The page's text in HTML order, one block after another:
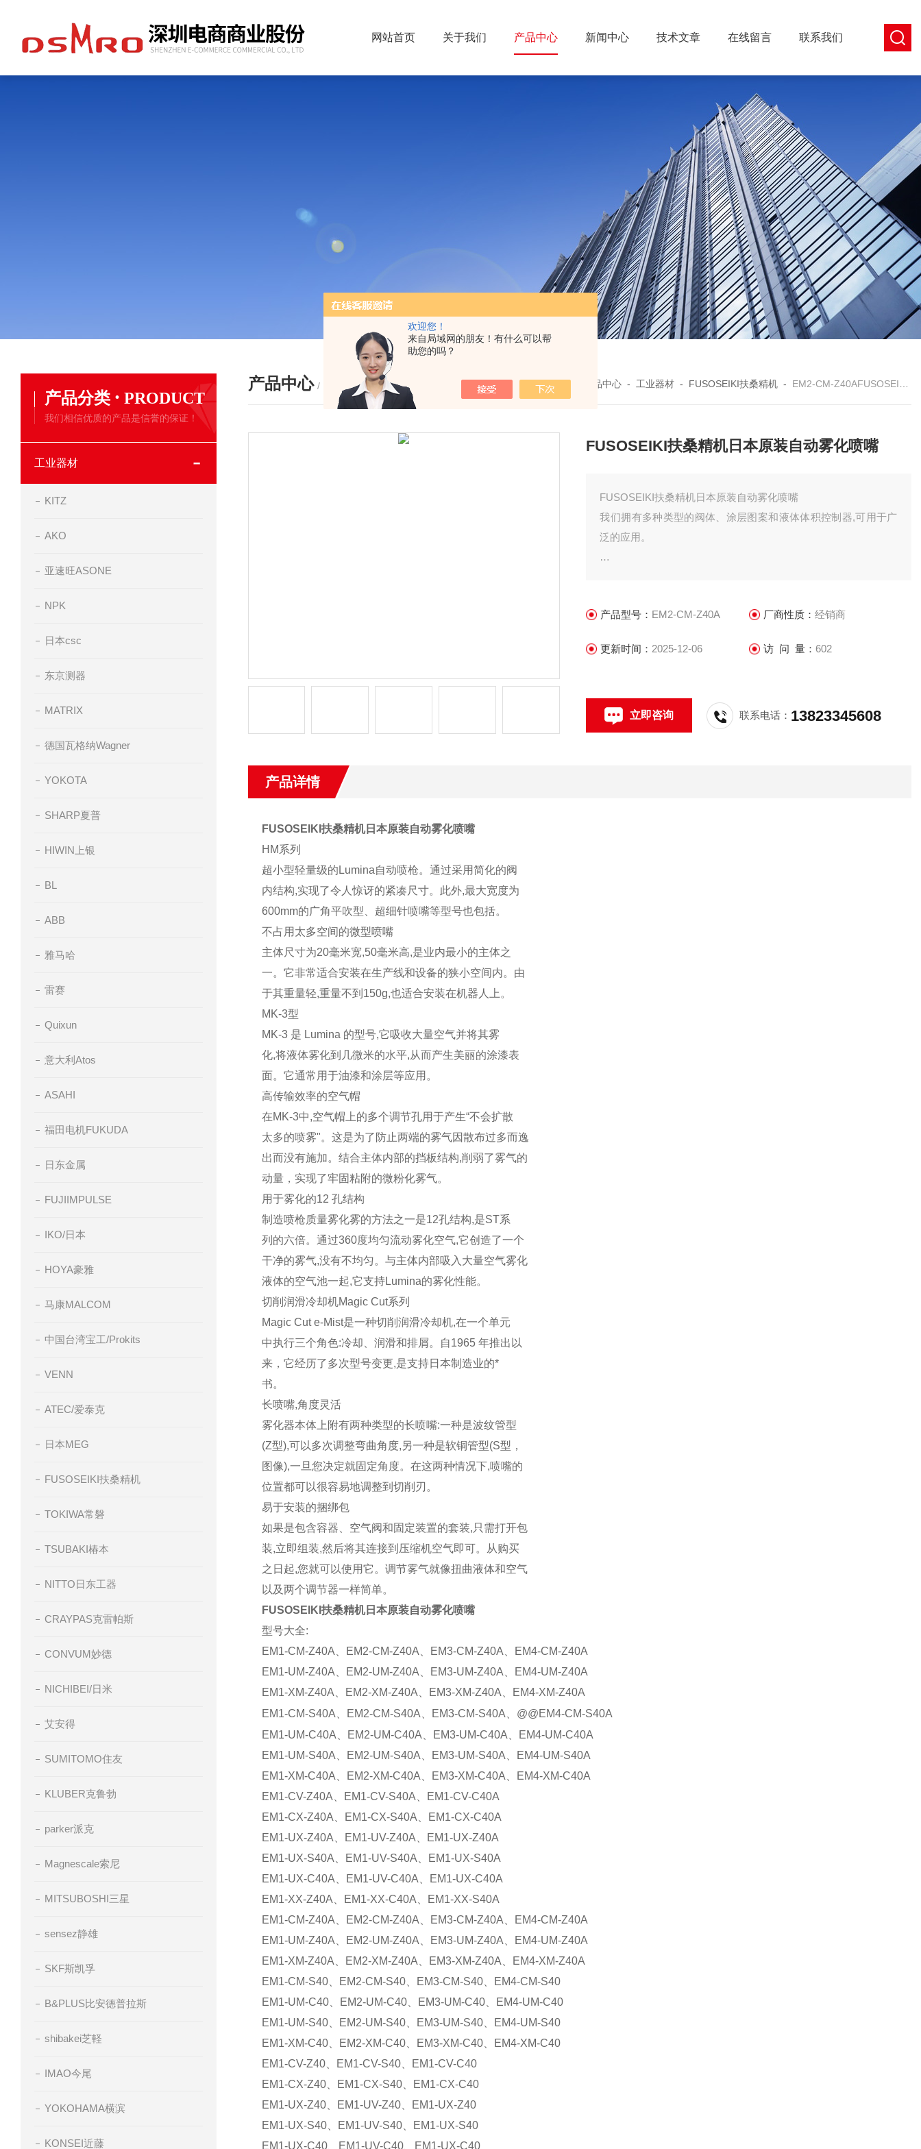
欢迎您！
来自局域网的朋友！有什么可以帮
助您的吗？
网站首页 关于我们 产品中心 新闻中心 技术文章 在线留言 联系我们
产品分类 · PRODUCT
我们相信优质的产品是信誉的保证！
工业器材
KITZ
AKO
亚速旺ASONE
NPK
日本csc
东京测器
MATRIX
德国瓦格纳Wagner
YOKOTA
SHARP夏普
HIWIN上银
BL
ABB
雅马哈
雷赛
Quixun
意大利Atos
ASAHI
福田电机FUKUDA
日东金属
FUJIIMPULSE
IKO/日本
HOYA豪雅
马康MALCOM
中国台湾宝工/Prokits
VENN
ATEC/爱泰克
日本MEG
FUSOSEIKI扶桑精机
TOKIWA常磐
TSUBAKI椿本
NITTO日东工器
CRAYPAS克雷帕斯
CONVUM妙德
NICHIBEI/日米
艾安得
SUMITOMO住友
KLUBER克鲁勃
parker派克
Magnescale索尼
MITSUBOSHI三星
sensez静雄
SKF斯凯孚
B&PLUS比安德普拉斯
shibakei芝軽
IMAO今尾
YOKOHAMA横滨
KONSEI近藤
产品中心 / PRODUCTS 您的位置：首页 - 产品中心 - 工业器材 - FUSOSEIKI扶桑精机 - EM2-CM-Z40AFUSOSEIKI扶桑精机日本原装自动雾化喷嘴
FUSOSEIKI扶桑精机日本原装自动雾化喷嘴
FUSOSEIKI扶桑精机日本原装自动雾化喷嘴
我们拥有多种类型的阀体、涂层图案和液体体积控制器,可用于广
泛的应用。
产品型号： EM2-CM-Z40A 厂商性质： 经销商
更新时间： 2025-12-06 访 问 量： 602
立即咨询 联系电话： 13823345608
产品详情
FUSOSEIKI扶桑精机日本原装自动雾化喷嘴
HM系列
超小型轻量级的 Lumina自动喷枪。通过采用简化的阀
内结构,实现了令人惊讶的紧凑尺寸。此外,最大宽度为
600mm的广角平吹型、超细针喷嘴等型号也包括。
不占用太多空间的微型喷嘴
主体尺寸为20毫米宽,50毫米高,是业内最小的主体之
一。它非常适合安装在生产线和设备的狭小空间内。由
于其重量轻,重量不到 150g,也适合安装在机器人上。
MK-3型
MK-3 是 Lumina 的型号,它吸收大量空气并将其雾
化,将液体雾化到几微米的水平,从而产生美丽的涂漆表
面。它通常用于油漆和涂层等应用。
高传输效率的空气帽
在MK-3中,空气帽上的多个调节孔用于产生“不会扩散
太多的喷雾"。这是为了防止两端的雾气因散布过多而逸
出而没有施加。结合主体内部的挡板结构,削弱了雾气的
动量，实现了牢固粘附的微粉化雾气。
用于雾化的12 孔结构
制造喷枪质量雾化雾的方法之一是12孔结构,是ST系
列的六倍。通过360度均匀流动雾化空气,它创造了一个
干净的雾气,没有不均匀。与主体内部吸入大量空气雾化
液体的空气池一起,它支持Lumina的雾化性能。
切削润滑冷却机Magic Cut系列
Magic Cut e-Mist是一种切削润滑冷却机,在一个单元
中执行三个角色:冷却、润滑和排屑。自1965 年推出以
来，它经历了多次型号变更,是支持日本制造业的*
书。
长喷嘴,角度灵活
雾化器本体上附有两种类型的长喷嘴:一种是波纹管型
(Z型),可以多次调整弯曲角度,另一种是软铜管型(S型，
图像),一旦您决定就固定角度。在这两种情况下,喷嘴的
位置都可以很容易地调整到切削刃。
易于安装的捆绑包
如果是包含容器、空气阀和固定装置的套装, 只需打开包
装,立即组装,然后将其连接到压缩机空气即可。从购买
之日起,您就可以使用它。调节雾气就像扭曲液体和空气
以及两个调节器一样简单。
FUSOSEIKI扶桑精机日本原装自动雾化喷嘴
型号大全:
EM1-CM-Z40A
EM2-CM-Z40A EM3-CM-Z40A
EM4-CM-Z40A
EM1-UM-Z40A
EM2-UM-Z40A EM3-UM-Z40A
EM4-UM-Z40A
EM1-XM-Z40A
EM2-XM-Z40A EM3-XM-Z40A
EM4-XM-Z40A
EM1-CM-S40A
EM2-CM-S40A EM3-CM-S40A
@@EM4-CM-S40A
EM1-UM-C40A
EM2-UM-C40A EM3-UM-C40A
EM4-UM-C40A
EM1-UM-S40A
EM2-UM-S40A EM3-UM-S40A
EM4-UM-S40A
EM1-XM-C40A
EM2-XM-C40A EM3-XM-C40A
EM4-XM-C40A
EM1-CV-Z40A
EM1-CV-S40A
EM1-CV-C40A
EM1-CX-Z40A
EM1-CX-S40A
EM1-CX-C40A
EM1-UX-Z40A
EM1-UV-Z40A
EM1-UX-Z40A
EM1-UX-S40A
EM1-UV-S40A
EM1-UX-S40A
EM1-UX-C40A
EM1-UV-C40A
EM1-UX-C40A
EM1-XX-Z40A
EM1-XX-C40A
EM1-XX-S40A
EM1-CM-Z40A
EM2-CM-Z40A EM3-CM-Z40A
EM4-CM-Z40A
EM1-UM-Z40A
EM2-UM-Z40A EM3-UM-Z40A
EM4-UM-Z40A
EM1-XM-Z40A
EM2-XM-Z40A EM3-XM-Z40A
EM4-XM-Z40A
EM1-CM-S40、 EM2-CM-S40、 EM3-CM-S40、
EM4-CM-S40
EM1-UM-C40、 EM2-UM-C40、 EM3-UM-C40、
EM4-UM-C40
EM1-UM-S40、 EM2-UM-S40、 EM3-UM-S40、
EM4-UM-S40
EM1-XM-C40、 EM2-XM-C40、 EM3-XM-C40、
EM4-XM-C40
EM1-CV-Z40、 EM1-CV-S40、
EM1-CV-C40
EM1-CX-Z40、 EM1-CX-S40、
EM1-CX-C40
EM1-UX-Z40、 EM1-UV-Z40、
EM1-UX-Z40
EM1-UX-S40、 EM1-UV-S40、
EM1-UX-S40
EM1-UX-C40、 EM1-UV-C40、
EM1-UX-C40